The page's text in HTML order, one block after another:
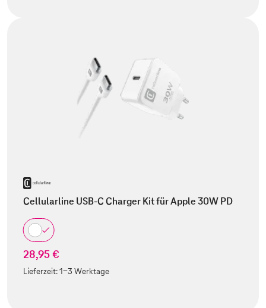
Cellularline USB-C Charger Kit für Apple 30W PD
28,95 €
Lieferzeit:1-3 Werktage